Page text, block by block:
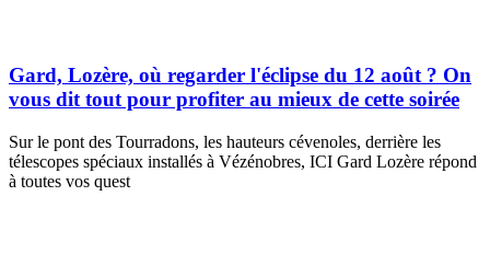
Gard, Lozère, où regarder l'éclipse du 12 août ? On
vous dit tout pour profiter au mieux de cette soirée
Sur le pont des Tourradons, les hauteurs cévenoles, derrière les
télescopes spéciaux installés à Vézénobres, ICI Gard Lozère répond
à toutes vos quest